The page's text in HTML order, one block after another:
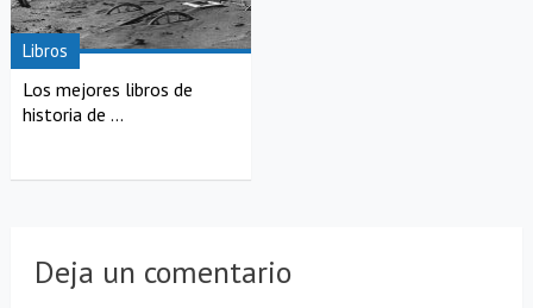
Libros
Los mejores libros de
historia de ...
Deja un comentario